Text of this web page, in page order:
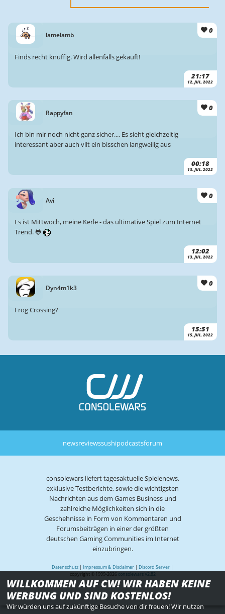
lamelamb
0
21:17
12. JUL. 2022
Finds recht knuffig. Wird allenfalls gekauft!
Rappyfan
0
00:18
13. JUL. 2022
Ich bin mir noch nicht ganz sicher.... Es sieht gleichzeitig
interessant aber auch vllt ein bisschen langweilig aus
Avi
0
12:02
13. JUL. 2022
Es ist Mittwoch, meine Kerle - das ultimative Spiel zum Internet
Trend. 🐸
Dyn4m1k3
0
15:51
15. JUL. 2022
Frog Crossing?
newsreviewssushipodcastsforum
consolewars liefert tagesaktuelle Spielenews,
exklusive Testberichte, sowie die wichtigsten
Nachrichten aus dem Games Business und
zahlreiche Möglichkeiten sich in die
Geschehnisse in Form von Kommentaren und
Forumsbeiträgen in einer der größten
deutschen Gaming Communities im Internet
einzubringen.
Datenschutz | Impressum & Disclaimer | Discord Server |
copyright © 1999-2026 consolewars V2.82
WILLKOMMEN AUF CW! WIR HABEN KEINE
WERBUNG UND SIND KOSTENLOS!
Wir würden uns auf zukünftige Besuche von dir freuen! Wir nutzen